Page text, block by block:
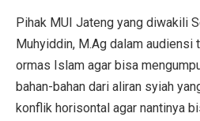
Pihak MUI Jateng yang diwakili
Muhyiddin, M.Ag dalam
ormas Islam agar bisa
bahan-bahan dari aliran syiah
konflik horisontal agar nantinya